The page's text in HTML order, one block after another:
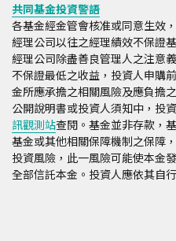
共同基金投資警語
各基金經金管會核准或同意生效
經理公司以往之經理績效不保證
經理公司除盡善良管理人之注意
不保證最低之收益，投資人申購
金所應承擔之相關風險及應負擔
公開說明書或投資人須知中，投
訊觀測站查閱。基金並非存款，
基金或其他相關保障機制之保障
投資風險，此一風險可能使本金
全部信託本金。投資人應依其自